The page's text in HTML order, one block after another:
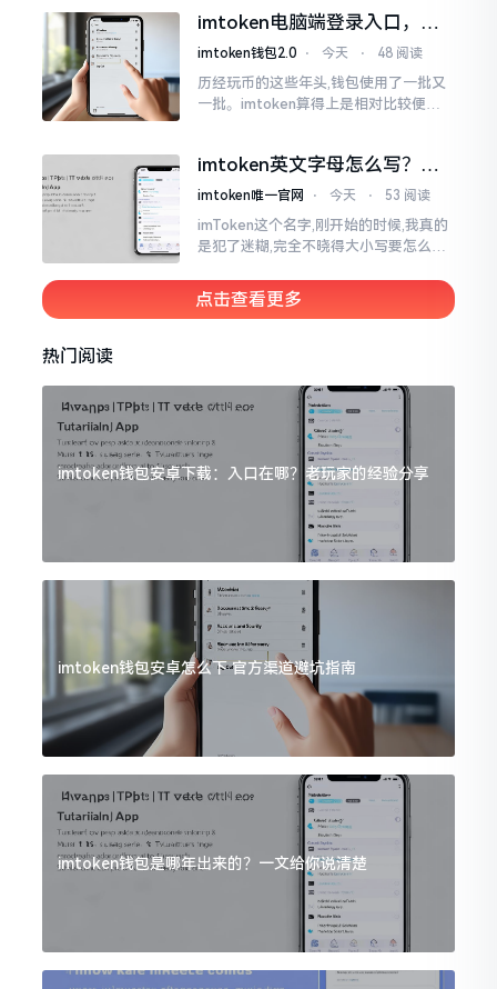
0版本
imtoken电脑端登录入口，地
址在这里
imtoken钱包2.0 ⋅ 今天 ⋅ 48 阅读
历经玩币的这些年头,钱包使用了一批又
一批。imtoken算得上是相对比较便于
就得去寻觅电脑端的入口。
imtoken英文字母怎么写？正
确拼写看这里
imtoken唯一官网 ⋅ 今天 ⋅ 53 阅读
imToken这个名字,刚开始的时候,我真的
是犯了迷糊,完全不晓得大小写要怎么去
各样的写法都有,有的写成IMTOKEN
点击查看更多
热门阅读
imtoken钱包安卓下载：入口在哪？老玩家的经验分享
imtoken钱包安卓怎么下 官方渠道避坑指南
imtoken钱包是哪年出来的？一文给你说清楚